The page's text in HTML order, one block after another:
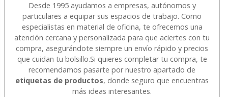
Desde 1995 ayudamos a empresas, autónomos y
particulares a equipar sus espacios de trabajo. Como
especialistas en material de oficina, te ofrecemos una
atención cercana y personalizada para que aciertes con tu
compra, asegurándote siempre un envío rápido y precios
que cuidan tu bolsillo.Si quieres completar tu compra, te
recomendamos pasarte por nuestro apartado de
etiquetas de productos, donde seguro que encuentras
más ideas interesantes.